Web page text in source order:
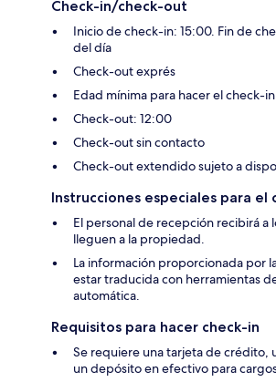
Check-in/check-out
Inicio de check-in: 15:00. Fin de
del día
Check-out exprés
Edad mínima para hacer el check-
Check-out: 12:00
Check-out sin contacto
Check-out extendido sujeto a
Instrucciones especiales para el
El personal de recepción recibirá a
lleguen a la propiedad.
La información proporcionada por
estar traducida con herramientas
automática.
Requisitos para hacer check-in
Se requiere una tarjeta de crédito,
un depósito en efectivo para